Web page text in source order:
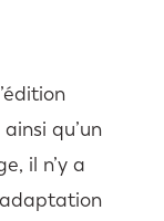
qu’un
il n’y a